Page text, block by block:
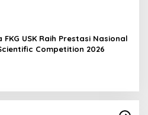
FKG USK Raih Prestasi Nasional
Competition 2026